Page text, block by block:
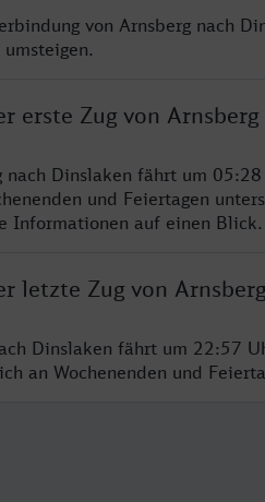
von Arnsberg nach
erste Zug von Arnsberg
nach Dinslaken fährt um
und Feiertagen
Informationen auf einen Blick.
letzte Zug von
Dinslaken fährt um 22:57
an Wochenenden und